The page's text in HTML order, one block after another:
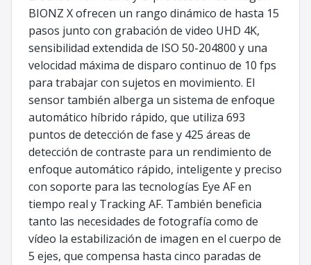
BIONZ X ofrecen un rango dinámico de hasta 15
pasos junto con grabación de video UHD 4K,
sensibilidad extendida de ISO 50-204800 y una
velocidad máxima de disparo continuo de 10 fps
para trabajar con sujetos en movimiento. El
sensor también alberga un sistema de enfoque
automático híbrido rápido, que utiliza 693
puntos de detección de fase y 425 áreas de
detección de contraste para un rendimiento de
enfoque automático rápido, inteligente y preciso
con soporte para las tecnologías Eye AF en
tiempo real y Tracking AF. También beneficia
tanto las necesidades de fotografía como de
vídeo la estabilización de imagen en el cuerpo de
5 ejes, que compensa hasta cinco paradas de